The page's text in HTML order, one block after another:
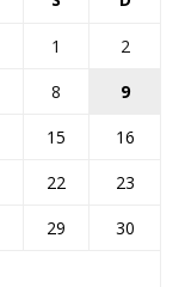
1
2
8
9
15
16
22
23
29
30